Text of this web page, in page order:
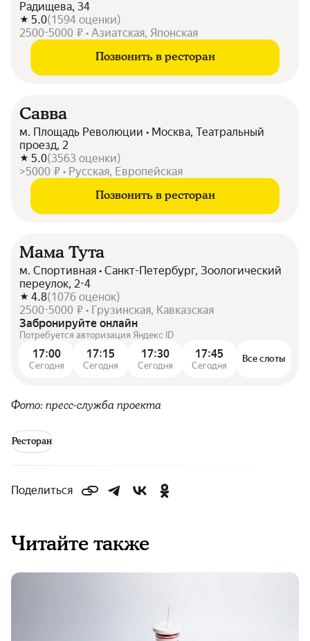
Радищева, 34
5.0(1594 оценки)
2500-5000 ₽ • Азиатская, Японская
Позвонить в ресторан
Савва
м. Площадь Революции • Москва, Театральный
проезд, 2
5.0(3563 оценки)
>5000 ₽ • Русская, Европейская
Позвонить в ресторан
Мама Тута
м. Спортивная • Санкт-Петербург, Зоологический
переулок, 2-4
4.8(1076 оценок)
2500-5000 ₽ • Грузинская, Кавказская
Забронируйте онлайн
Потребуется авторизация Яндекс ID
17:00
Сегодня
17:15
Сегодня
17:30
Сегодня
17:45
Сегодня
Все слоты
Фото: пресс-служба проекта
Ресторан
Поделиться
Читайте также